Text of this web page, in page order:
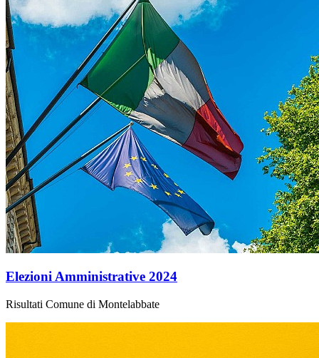
Elezioni Amministrative 2024
Risultati Comune di Montelabbate